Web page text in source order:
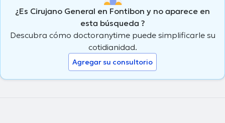
¿Es Cirujano General en Fontibon y no aparece en
esta búsqueda ?
Descubra cómo doctoranytime puede simplificarle su
cotidianidad.
Agregar su consultorio